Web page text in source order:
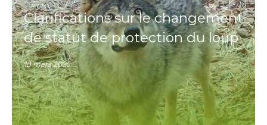
Clarifications sur le changement
de statut de protection du loup
18 mars 2025